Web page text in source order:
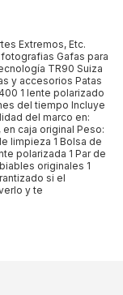
Extremos, Etc.
Gafas para
TR90 Suiza
y accesorios Patas
1 lente polarizado
del tiempo Incluye
del marco en:
caja original Peso:
limpieza 1 Bolsa de
polarizada 1 Par de
originales 1
si el
y te